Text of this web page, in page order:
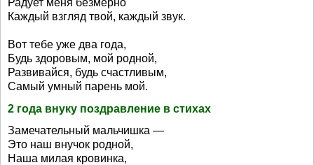
Радует меня безмерно
Каждый взгляд твой, каждый звук.
Вот тебе уже два года,
Будь здоровым, мой родной,
Развивайся, будь счастливым,
Самый умный парень мой.
2 года внуку поздравление в стихах
Замечательный мальчишка —
Это наш внучок родной,
Наша милая кровинка,